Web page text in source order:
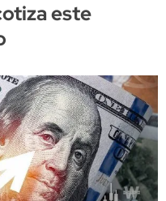
este